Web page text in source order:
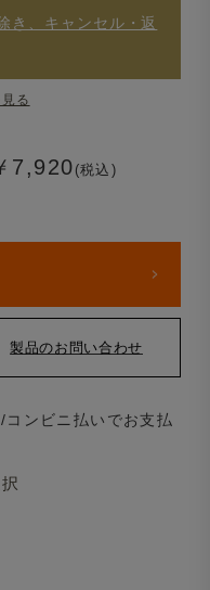
、キャンセル・返
る
7,920 (税込)
ンビニ払いでお支払